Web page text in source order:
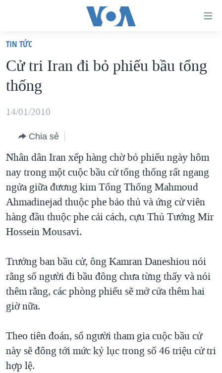
truy
cập
Tới
dung
chính
điều
hướng
chính
Đi
tới
"Tìm"
VIỆT NAM
HOA KỲ
BIỂN ĐÔNG
BLOG
DIỄN ĐÀN
MỤC
TỰ DO BÁO CHÍ
VẠCH TRẦN TIN GIẢ
NGƯỜI VIỆT HẢI NGOẠI
KINH TẾ
KHOA HỌC
SỨC KHOẺ
THỂ THAO
GIÁO DỤC
CHUYÊN ĐỀ
CHIẾN TRANH THƯƠNG MẠI CỦA MỸ: QUÁ KHỨ VÀ HIỆN
TẠI
MỘT NĂM CHIẾN TRANH TẠI DẢI GAZA
GIẢI MÃ VÀNH ĐAI & CON ĐƯỜNG
NGÀY TỊ NẠN THẾ GIỚI
GROUND ZERO – XƯA VÀ NAY
CHI PHÍ CHIẾN TRANH AFGHANISTAN
CÁC GIÁ TRỊ CỘNG HÒA Ở VIỆT NAM
HỌC TIẾNG ANH
VIDEO
MẠNG XÃ HỘI
TIN TỨC
Cử tri Iran đi bỏ phiếu bầu tổng
thống
14/01/2010
Chia sẻ
Nhân dân Iran xếp hàng chờ bỏ phiếu ngày hôm
nay trong một cuộc bầu cử tổng thống rất ngang
ngửa giữa đương kim Tổng Thống Mahmoud
Ahmadinejad thuộc phe bảo thủ và ứng cử viên
hàng đầu thuộc phe cải cách, cựu Thủ Tướng Mir
Hossein Mousavi.
Trưởng ban bầu cử, ông Kamran Daneshiou nói
rằng số người đi bầu đông chưa từng thấy và nói
thêm rằng, các phòng phiếu sẽ mở cửa thêm hai
giờ nữa.
Theo tiên đoán, số người tham gia cuộc bầu cử
này sẽ đông tới mức kỷ lục trong số 46 triệu cử tri
hợp lệ.